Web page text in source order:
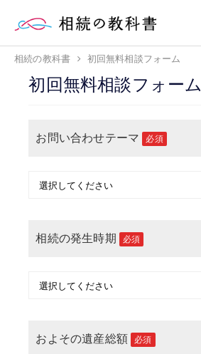
相続の教科書 初回無料相談フォーム
初回無料相談フォーム
お問い合わせテーマ 必須
相続の発生時期 必須
およその遺産総額 必須